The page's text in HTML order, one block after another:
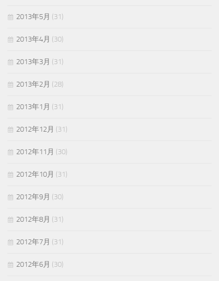
2013年5月 (31)
2013年4月 (30)
2013年3月 (31)
2013年2月 (28)
2013年1月 (31)
2012年12月 (31)
2012年11月 (30)
2012年10月 (31)
2012年9月 (30)
2012年8月 (31)
2012年7月 (31)
2012年6月 (30)